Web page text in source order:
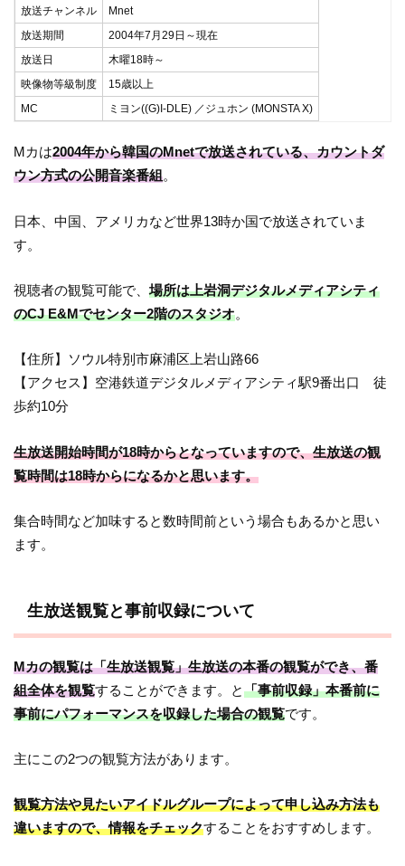
放送チャンネル
Mnet
放送期間
2004年7月29日～現在
放送日
木曜18時～
映像物等級制度
15歳以上
MC
ミヨン((G)I-DLE) ／ジュホン (MONSTA X)
Mカは2004年から韓国のMnetで放送されている、カウントダ
ウン方式の公開音楽番組。
日本、中国、アメリカなど世界13時か国で放送されていま
す。
視聴者の観覧可能で、場所は上岩洞デジタルメディアシティ
のCJ E&Mでセンター2階のスタジオ。
【住所】ソウル特別市麻浦区上岩山路66
【アクセス】空港鉄道デジタルメディアシティ駅9番出口 徒
歩約10分
生放送開始時間が18時からとなっていますので、生放送の観
覧時間は18時からになるかと思います。
集合時間など加味すると数時間前という場合もあるかと思い
ます。
生放送観覧と事前収録について
Mカの観覧は「生放送観覧」生放送の本番の観覧ができ、番
組全体を観覧することができます。と「事前収録」本番前に
事前にパフォーマンスを収録した場合の観覧です。
主にこの2つの観覧方法があります。
観覧方法や見たいアイドルグループによって申し込み方法も
違いますので、情報をチェックすることをおすすめします。